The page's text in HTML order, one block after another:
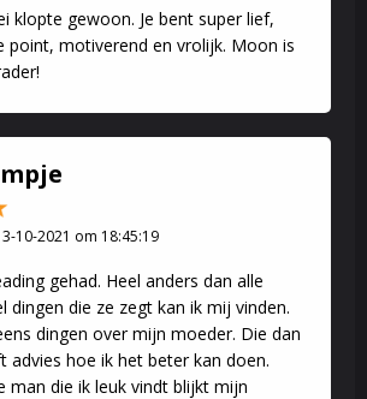
klopte gewoon. Je bent super lief,
point, motiverend en vrolijk. Moon is
10-2021 om 18:45:19
gehad. Heel anders dan alle
dingen die ze zegt kan ik mij vinden.
dingen over mijn moeder. Die dan
advies hoe ik het beter kan doen.
man die ik leuk vindt blijkt mijn